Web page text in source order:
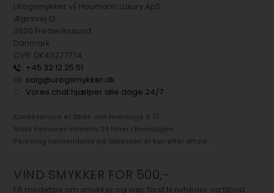
Urogsmykker v/ Houmann Luxury ApS
Ægirsvej 12
3600 Frederikssund
Danmark
CVR: DK43277774
+45 32 12 25 51
salg@urogsmykker.dk
Vores chat hjælper alle dage 24/7
Kundeservice er åben alle hverdage 9-17.
Mails besvares indenfor 24 timer i hverdagen.
Personlig henvendelse på adressen er kun efter aftale.
VIND SMYKKER FOR 500,-
Få modetips om smykker og vær først til nyheder og tilbud